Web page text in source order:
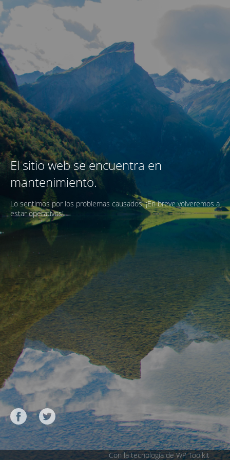
El sitio web se encuentra en
mantenimiento.
Lo sentimos por los problemas causados. ¡En breve volveremos a
estar operativos!
Con la tecnología de WP Toolkit